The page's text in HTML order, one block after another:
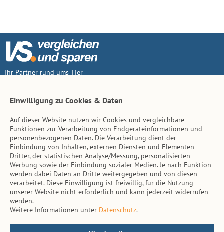
Ihr Partner rund ums Tier
Inhalt
Tierarzt-Suche
Hinweise
AGB
Impressum
Datenschutz
Kontakt
Einwilligung zu Cookies & Daten
Auf dieser Website nutzen wir Cookies und vergleichbare
Funktionen zur Verarbeitung von Endgeräteinformationen und
personenbezogenen Daten. Die Verarbeitung dient der
Einbindung von Inhalten, externen Diensten und Elementen
Dritter, der statistischen Analyse/Messung, personalisierten
Werbung sowie der Einbindung sozialer Medien. Je nach Funktion
werden dabei Daten an Dritte weitergegeben und von diesen
verarbeitet. Diese Einwilligung ist freiwillig, für die Nutzung
unserer Website nicht erforderlich und kann jederzeit widerrufen
werden.
Weitere Informationen unter Datenschutz.